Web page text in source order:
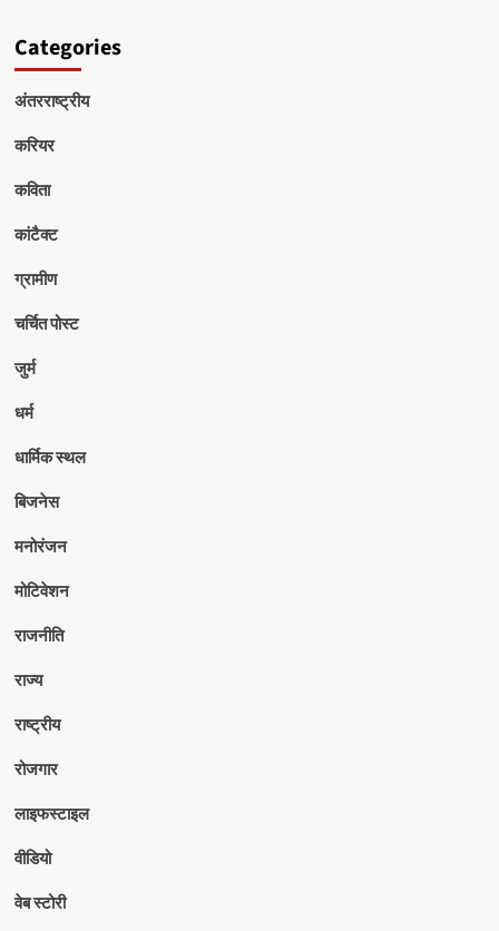
Categories
अंतरराष्ट्रीय
करियर
कविता
कांटैक्ट
ग्रामीण
चर्चित पोस्ट
जुर्म
धर्म
धार्मिक स्थल
बिजनेस
मनोरंजन
मोटिवेशन
राजनीति
राज्य
राष्ट्रीय
रोजगार
लाइफस्टाइल
वीडियो
वेब स्टोरी